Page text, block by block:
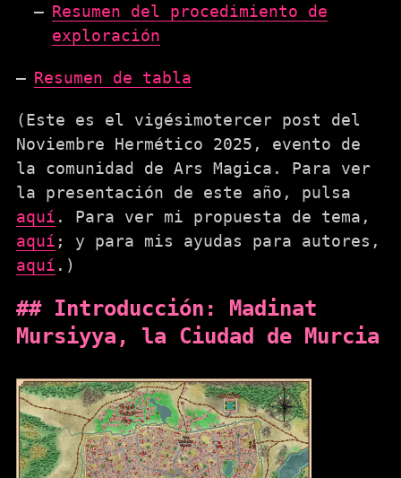
Resumen del procedimiento de
exploración
Resumen de tabla
(Este es el vigésimotercer post del
Noviembre Hermético 2025, evento de
la comunidad de Ars Magica. Para ver
la presentación de este año, pulsa
aquí . Para ver mi propuesta de tema,
aquí ; y para mis ayudas para autores,
aquí .)
Introducción: Madinat
Mursiyya, la Ciudad de Murcia